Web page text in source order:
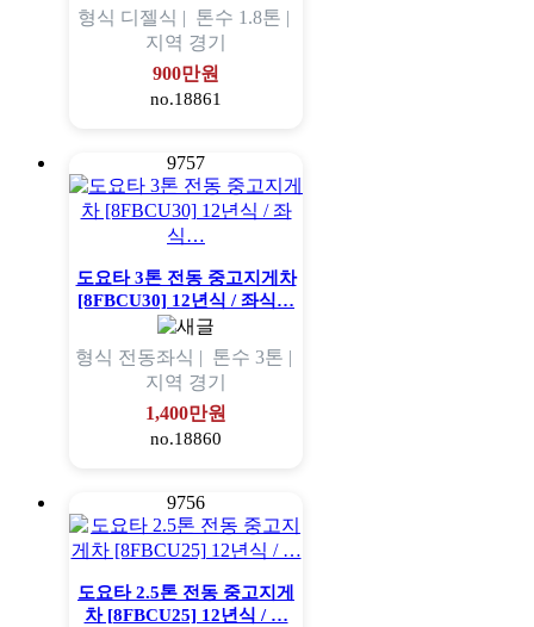
형식 디젤식 | 톤수 1.8톤 |
지역 경기
900만원
no.18861
9757
도요타 3톤 전동 중고지게차
[8FBCU30] 12년식 / 좌식…
형식 전동좌식 | 톤수 3톤 |
지역 경기
1,400만원
no.18860
9756
도요타 2.5톤 전동 중고지게
차 [8FBCU25] 12년식 / …